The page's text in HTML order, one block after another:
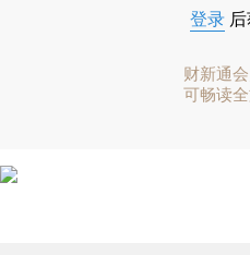
登录
财新通
可畅读